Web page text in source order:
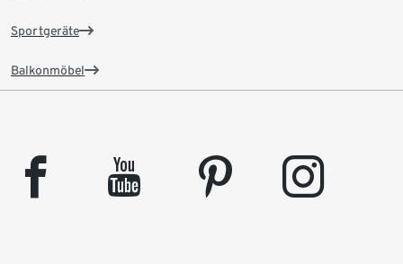
Sportgeräte
Balkonmöbel
facebook youtube pinterest instagram